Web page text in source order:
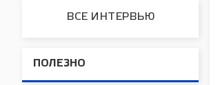
ВСЕ ИНТЕРВЬЮ
ПОЛЕЗНО